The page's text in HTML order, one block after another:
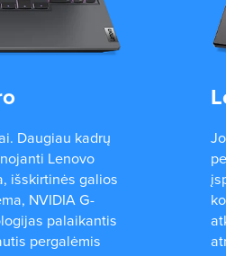
Daugiau kadrų
Lenovo
išskirtinės galios
NVIDIA G-
palaikantis
pergalėmis